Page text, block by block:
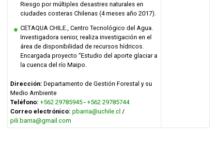
Riesgo por múltiples desastres naturales en
ciudades costeras Chilenas (4 meses año 2017).
CETAQUA CHILE., Centro Tecnológico del Agua.
Investigadora senior, realiza investigación en el
área de disponibilidad de recursos hídricos.
Encargada proyecto “Estudio del aporte glaciar a
la cuenca del río Maipo.
Dirección: Departamento de Gestión Forestal y su
Medio Ambiente
Teléfono: +562 29785945 - +562 29785744
Correo electrónico: pbarria@uchile.cl /
pili.barria@gmail.com